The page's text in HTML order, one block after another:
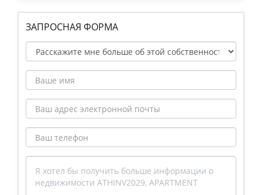
ЗАПРОСНАЯ ФОРМА